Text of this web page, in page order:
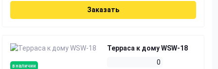
Заказать
в наличии
Терраса к дому WSW-18
0